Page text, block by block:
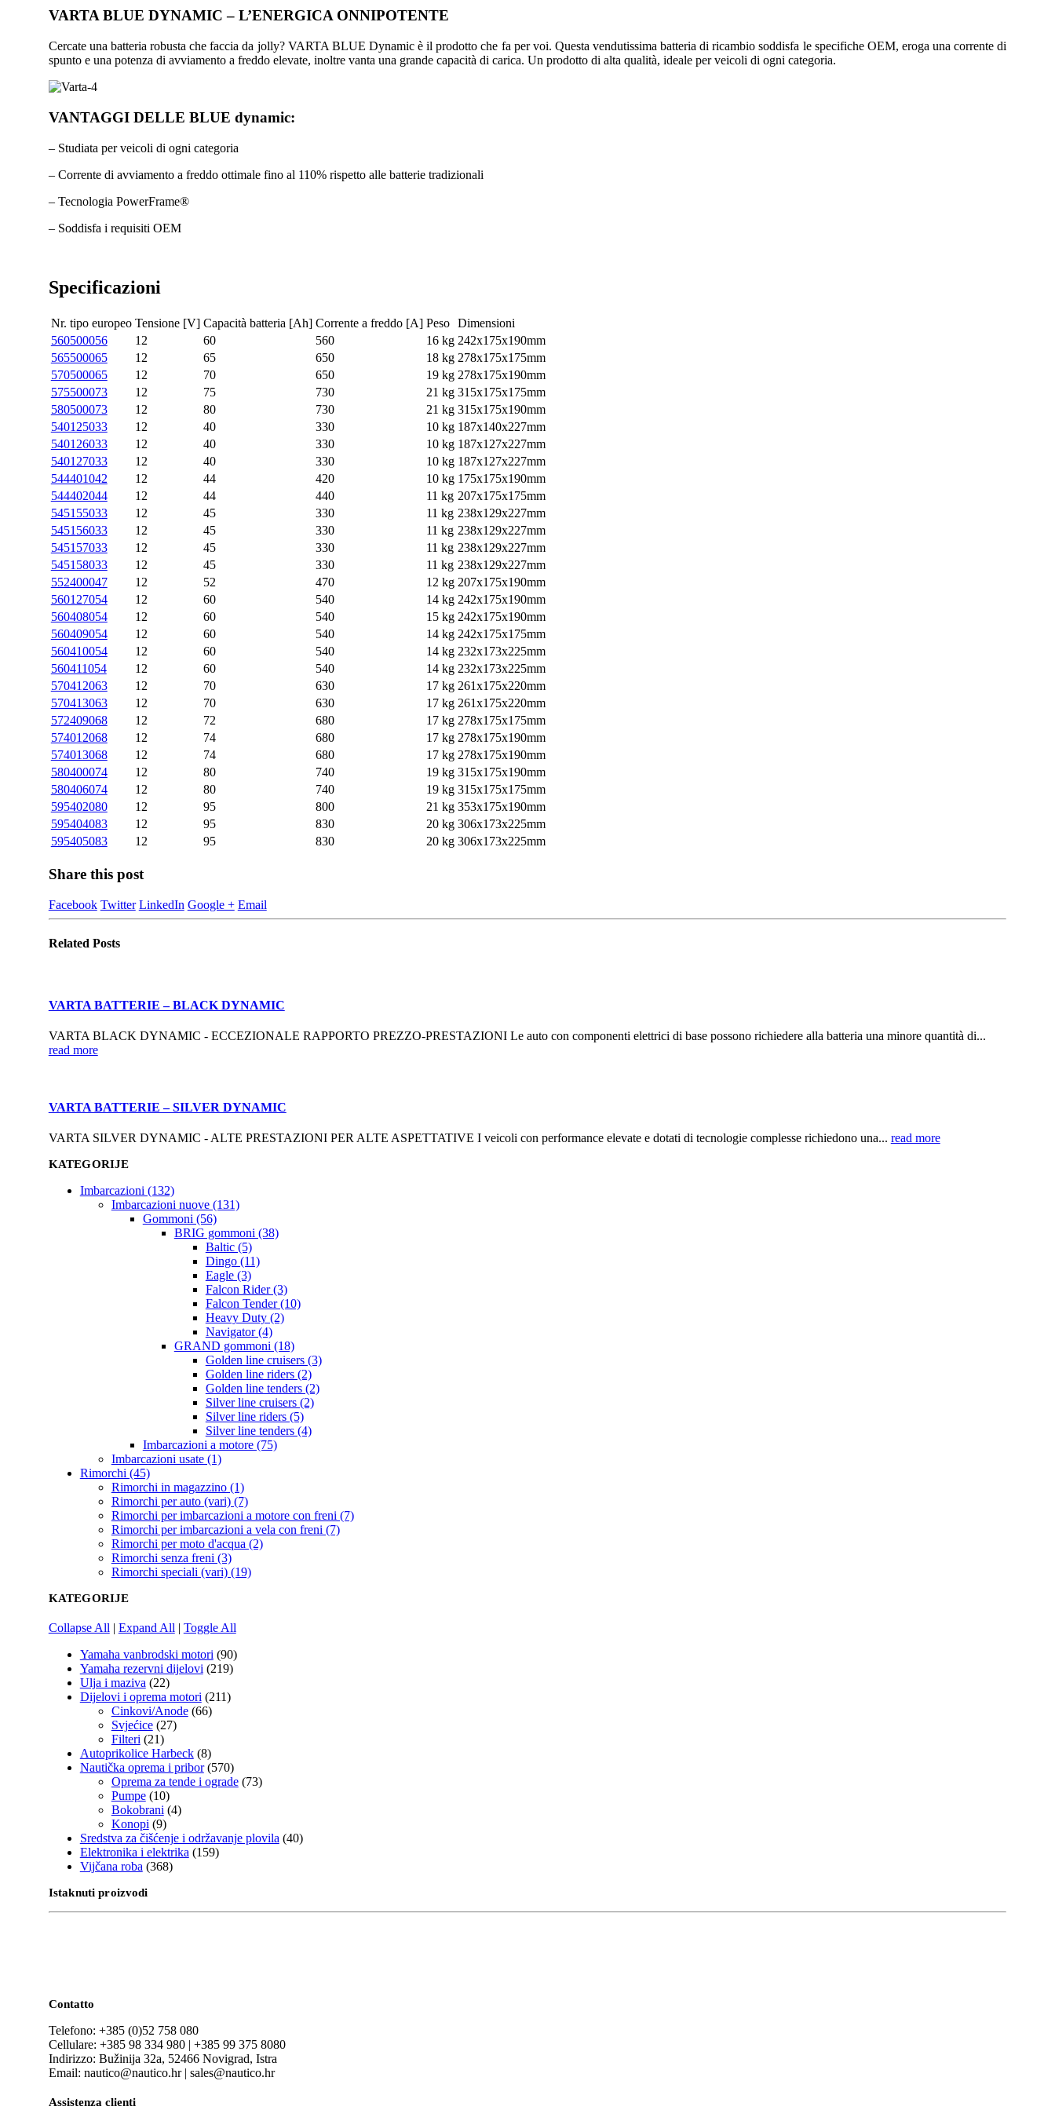
VARTA BLUE DYNAMIC – L’ENERGICA ONNIPOTENTE
Cercate una batteria robusta che faccia da jolly? VARTA BLUE Dynamic è il prodotto che fa per voi. Questa vendutissima batteria di ricambio soddisfa le specifiche OEM, eroga una corrente di
spunto e una potenza di avviamento a freddo elevate, inoltre vanta una grande capacità di carica. Un prodotto di alta qualità, ideale per veicoli di ogni categoria.
VANTAGGI DELLE BLUE dynamic:
– Studiata per veicoli di ogni categoria
– Corrente di avviamento a freddo ottimale fino al 110% rispetto alle batterie tradizionali
– Tecnologia PowerFrame®
– Soddisfa i requisiti OEM
Specificazioni
Nr. tipo europeo Tensione [V] Capacità batteria [Ah] Corrente a freddo [A] Peso
Dimensioni
560500056
12 60 560 16 kg 242x175x190mm
565500065
12 65 650 18 kg 278x175x175mm
570500065
12 70 650 19 kg 278x175x190mm
575500073
12 75 730 21 kg 315x175x175mm
580500073
12 80 730 21 kg 315x175x190mm
540125033
12 40 330 10 kg 187x140x227mm
540126033
12 40 330 10 kg 187x127x227mm
540127033
12 40 330 10 kg 187x127x227mm
544401042
12 44 420 10 kg 175x175x190mm
544402044
12 44 440 11 kg 207x175x175mm
545155033
12 45 330 11 kg 238x129x227mm
545156033
12 45 330 11 kg 238x129x227mm
545157033
12 45 330 11 kg 238x129x227mm
545158033
12 45 330 11 kg 238x129x227mm
552400047
12 52 470 12 kg 207x175x190mm
560127054
12 60 540 14 kg 242x175x190mm
560408054
12 60 540 15 kg 242x175x190mm
560409054
12 60 540 14 kg 242x175x175mm
560410054
12 60 540 14 kg 232x173x225mm
560411054
12 60 540 14 kg 232x173x225mm
570412063
12 70 630 17 kg 261x175x220mm
570413063
12 70 630 17 kg 261x175x220mm
572409068
12 72 680 17 kg 278x175x175mm
574012068
12 74 680 17 kg 278x175x190mm
574013068
12 74 680 17 kg 278x175x190mm
580400074
12 80 740 19 kg 315x175x190mm
580406074
12 80 740 19 kg 315x175x175mm
595402080
12 95 800 21 kg 353x175x190mm
595404083
12 95 830 20 kg 306x173x225mm
595405083
12 95 830 20 kg 306x173x225mm
Share this post
Facebook Twitter LinkedIn Google + Email
Related Posts
VARTA BATTERIE – BLACK DYNAMIC
VARTA BLACK DYNAMIC - ECCEZIONALE RAPPORTO PREZZO-PRESTAZIONI Le auto con componenti elettrici di base possono richiedere alla batteria una minore quantità di...
read more
VARTA BATTERIE – SILVER DYNAMIC
VARTA SILVER DYNAMIC - ALTE PRESTAZIONI PER ALTE ASPETTATIVE I veicoli con performance elevate e dotati di tecnologie complesse richiedono una... read more
KATEGORIJE
Imbarcazioni (132)
Imbarcazioni nuove (131)
Gommoni (56)
BRIG gommoni (38)
Baltic (5)
Dingo (11)
Eagle (3)
Falcon Rider (3)
Falcon Tender (10)
Heavy Duty (2)
Navigator (4)
GRAND gommoni (18)
Golden line cruisers (3)
Golden line riders (2)
Golden line tenders (2)
Silver line cruisers (2)
Silver line riders (5)
Silver line tenders (4)
Imbarcazioni a motore (75)
Imbarcazioni usate (1)
Rimorchi (45)
Rimorchi in magazzino (1)
Rimorchi per auto (vari) (7)
Rimorchi per imbarcazioni a motore con freni (7)
Rimorchi per imbarcazioni a vela con freni (7)
Rimorchi per moto d'acqua (2)
Rimorchi senza freni (3)
Rimorchi speciali (vari) (19)
KATEGORIJE
Collapse All | Expand All | Toggle All
Yamaha vanbrodski motori (90)
Yamaha rezervni dijelovi (219)
Ulja i maziva (22)
Dijelovi i oprema motori (211)
Cinkovi/Anode (66)
Svjećice (27)
Filteri (21)
Autoprikolice Harbeck (8)
Nautička oprema i pribor (570)
Oprema za tende i ograde (73)
Pumpe (10)
Bokobrani (4)
Konopi (9)
Sredstva za čišćenje i održavanje plovila (40)
Elektronika i elektrika (159)
Vijčana roba (368)
Istaknuti proizvodi
Contatto
Telefono: +385 (0)52 758 080
Cellulare: +385 98 334 980 | +385 99 375 8080
Indirizzo: Bužinija 32a, 52466 Novigrad, Istra
Email: nautico@nautico.hr | sales@nautico.hr
Assistenza clienti